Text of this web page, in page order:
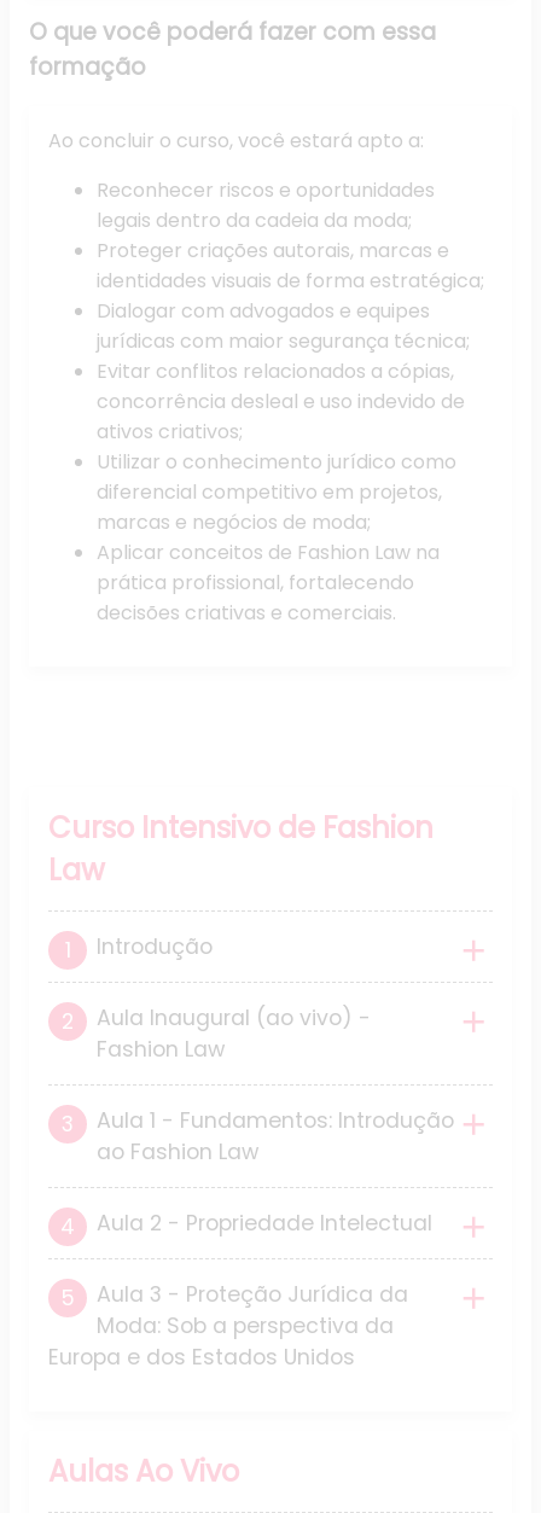
O que você poderá fazer com essa
formação
Ao concluir o curso, você estará apto a:
Reconhecer riscos e oportunidades
legais dentro da cadeia da moda;
Proteger criações autorais, marcas e
identidades visuais de forma estratégica;
Dialogar com advogados e equipes
jurídicas com maior segurança técnica;
Evitar conflitos relacionados a cópias,
concorrência desleal e uso indevido de
ativos criativos;
Utilizar o conhecimento jurídico como
diferencial competitivo em projetos,
marcas e negócios de moda;
Aplicar conceitos de Fashion Law na
prática profissional, fortalecendo
decisões criativas e comerciais.
Curso Intensivo de Fashion
Law
Introdução
Aula Inaugural (ao vivo) -
Fashion Law
Aula 1 - Fundamentos: Introdução
ao Fashion Law
Aula 2 - Propriedade Intelectual
Aula 3 - Proteção Jurídica da
Moda: Sob a perspectiva da
Europa e dos Estados Unidos
Aulas Ao Vivo